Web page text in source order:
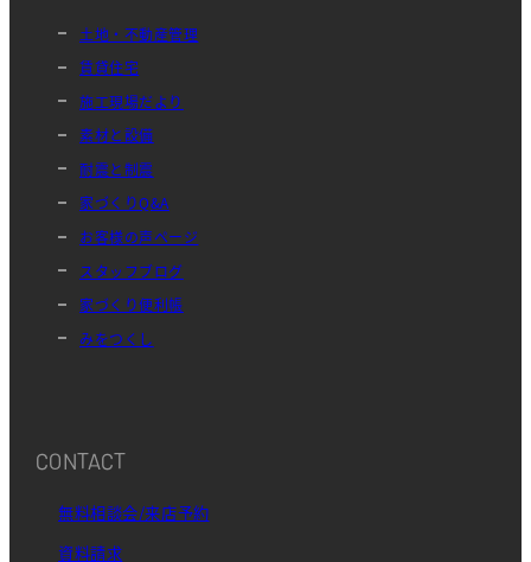
土地・不動産管理
賃貸住宅
施工現場だより
素材と設備
耐震と制震
家づくりQ&A
お客様の声ページ
スタッフブログ
家づくり便利帳
みをつくし
CONTACT
無料相談会/来店予約
資料請求